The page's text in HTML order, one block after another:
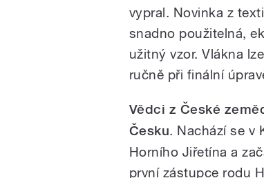
vypral. Novinka z
snadno použitelná,
užitný vzor. Vlákna
ručně při finální
Vědci z České
Česku. Nachází se v
Horního Jiřetína a
první zástupce rodu